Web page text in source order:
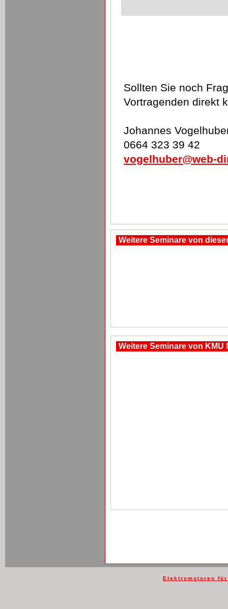
Sollten Sie noch
Vortragenden direkt
Johannes
0664 323 39 42
vogelhuber@web-
Weitere Seminare von
Weitere Seminare von KMU
Elektromotoren